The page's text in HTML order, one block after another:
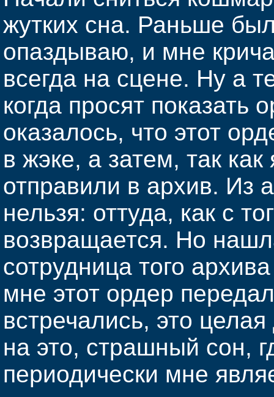
жутких сна. Раньше
опаздываю, и мне
всегда на сцене. Ну а
когда просят показать
оказалось, что этот
в жэке, а затем, так
отправили в архив. Из
нельзя: оттуда, как с
возвращается. Но
сотрудница того
мне этот ордер
встречались, это
на это, страшный сон,
периодически мне